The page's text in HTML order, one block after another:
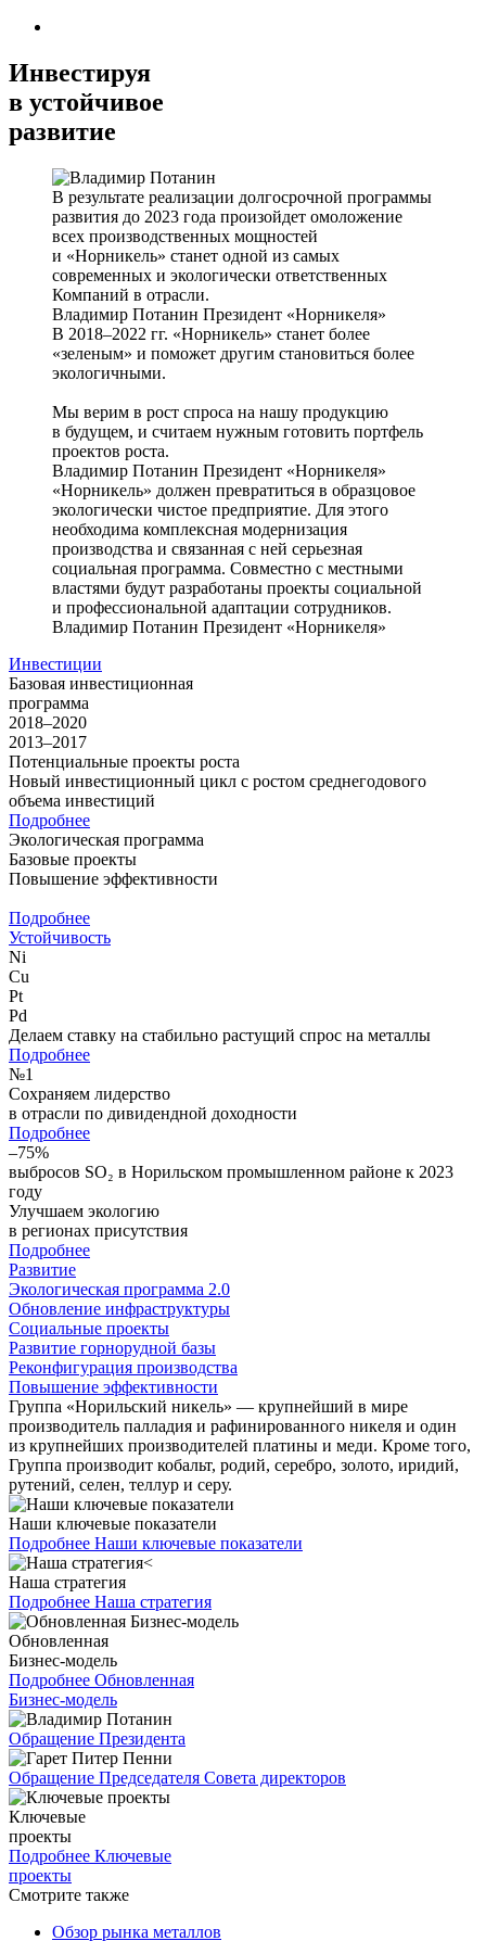
Инвестируя
в устойчивое
развитие
В результате реализации долгосрочной программы
развития до 2023 года произойдет омоложение
всех производственных мощностей
и «Норникель» станет одной из самых
современных и экологически ответственных
Компаний в отрасли.
Владимир Потанин Президент «Норникеля»
В 2018–2022 гг. «Норникель» станет более
«зеленым» и поможет другим становиться более
экологичными.
Мы верим в рост спроса на нашу продукцию
в будущем, и считаем нужным готовить портфель
проектов роста.
Владимир Потанин Президент «Норникеля»
«Норникель» должен превратиться в образцовое
экологически чистое предприятие. Для этого
необходима комплексная модернизация
производства и связанная с ней серьезная
социальная программа. Совместно с местными
властями будут разработаны проекты социальной
и профессиональной адаптации сотрудников.
Владимир Потанин Президент «Норникеля»
Инвестиции
Базовая инвестиционная
программа
2018–2020
2013–2017
Потенциальные проекты роста
Новый инвестиционный цикл с ростом среднегодового
объема инвестиций
Подробнее
Экологическая программа
Базовые проекты
Повышение эффективности
Подробнее
Устойчивость
Ni
Cu
Pt
Pd
Делаем ставку на стабильно растущий спрос на металлы
Подробнее
№1
Сохраняем лидерство
в отрасли по дивидендной доходности
Подробнее
–75%
выбросов SO₂ в Норильском промышленном районе к 2023
году
Улучшаем экологию
в регионах присутствия
Подробнее
Развитие
Экологическая программа 2.0
Обновление инфраструктуры
Социальные проекты
Развитие горнорудной базы
Реконфигурация производства
Повышение эффективности
Группа «Норильский никель» — крупнейший в мире
производитель палладия и рафинированного никеля и один
из крупнейших производителей платины и меди. Кроме того,
Группа производит кобальт, родий, серебро, золото, иридий,
рутений, селен, теллур и серу.
Наши ключевые показатели
Подробнее Наши ключевые показатели
Наша стратегия
Подробнее Наша стратегия
Обновленная
Бизнес-модель
Подробнее Обновленная
Бизнес-модель
Обращение Президента
Обращение Председателя Совета директоров
Ключевые
проекты
Подробнее Ключевые
проекты
Смотрите также
Обзор рынка металлов